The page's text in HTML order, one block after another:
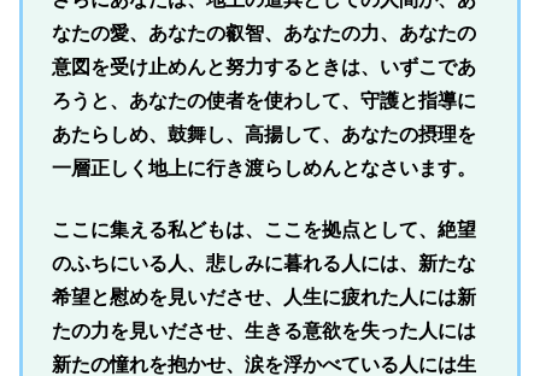
なたの愛、あなたの叡智、あなたの力、あなたの
意図を受け止めんと努力するときは、いずこであ
ろうと、あなたの使者を使わして、守護と指導に
あたらしめ、鼓舞し、高揚して、あなたの摂理を
一層正しく地上に行き渡らしめんとなさいます。
ここに集える私どもは、ここを拠点として、絶望
のふちにいる人、悲しみに暮れる人には、新たな
希望と慰めを見いださせ、人生に疲れた人には新
たの力を見いださせ、生きる意欲を失った人には
新たの憧れを抱かせ、涙を浮かべている人には生